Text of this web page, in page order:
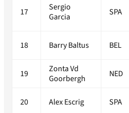
17
Sergio
Garcia
SPA
18 Barry Baltus BEL
19
Zonta Vd
Goorbergh
NED
20 Alex Escrig SPA